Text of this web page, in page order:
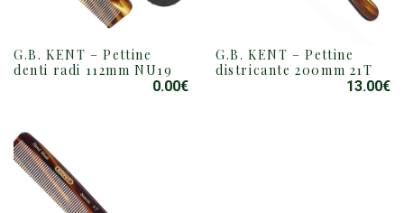
G.B. KENT – Pettine
denti radi 112mm NU19
0.00€
G.B. KENT – Pettine
districante 200mm 21T
13.00€